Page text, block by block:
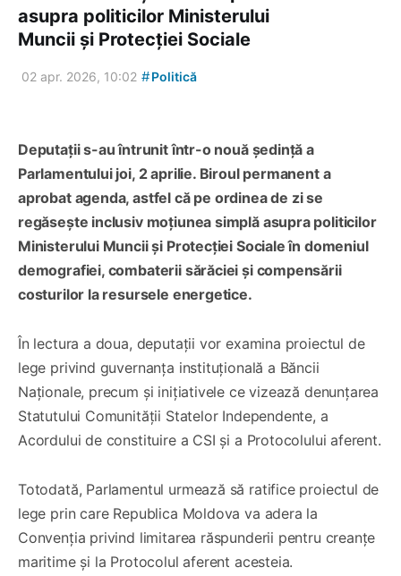
asupra politicilor Ministerului
Muncii și Protecției Sociale
02 apr. 2026, 10:02 #Politică
Deputații s-au întrunit într-o nouă ședință a
Parlamentului joi, 2 aprilie. Biroul permanent a
aprobat agenda, astfel că pe ordinea de zi se
regăsește inclusiv moțiunea simplă asupra politicilor
Ministerului Muncii și Protecției Sociale în domeniul
demografiei, combaterii sărăciei și compensării
costurilor la resursele energetice.
În lectura a doua, deputații vor examina proiectul de
lege privind guvernanța instituțională a Băncii
Naționale, precum și inițiativele ce vizează denunțarea
Statutului Comunității Statelor Independente, a
Acordului de constituire a CSI și a Protocolului aferent.
Totodată, Parlamentul urmează să ratifice proiectul de
lege prin care Republica Moldova va adera la
Convenția privind limitarea răspunderii pentru creanțe
maritime și la Protocolul aferent acesteia.